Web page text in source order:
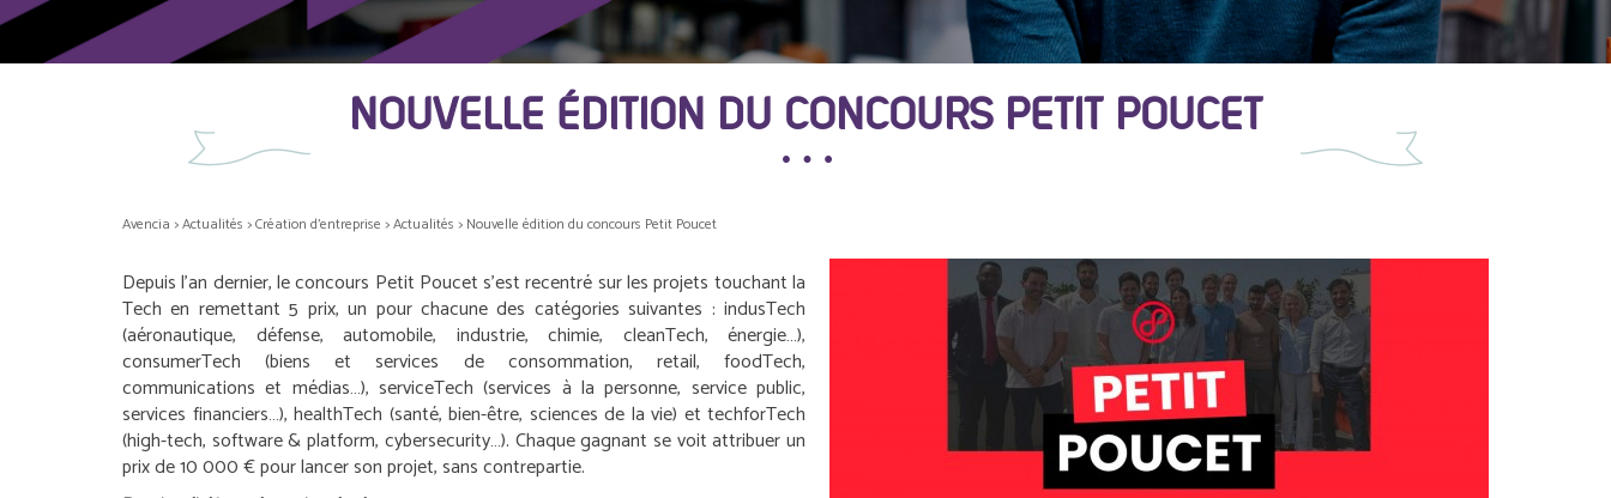
NOUVELLE ÉDITION DU CONCOURS PETIT POUCET
Avencia >Actualités >Création d'entreprise >Actualités > Nouvelle édition du concours Petit Poucet
Depuis l’an dernier, le concours Petit Poucet s’est recentré sur les projets touchant la
Tech en remettant 5 prix, un pour chacune des catégories suivantes : indusTech
(aéronautique, défense, automobile, industrie, chimie, cleanTech, énergie…),
consumerTech (biens et services de consommation, retail, foodTech,
communications et médias…), serviceTech (services à la personne, service public,
services financiers…), healthTech (santé, bien-être, sciences de la vie) et techforTech
(high-tech, software & platform, cybersecurity…). Chaque gagnant se voit attribuer un
prix de 10 000 € pour lancer son projet, sans contrepartie.